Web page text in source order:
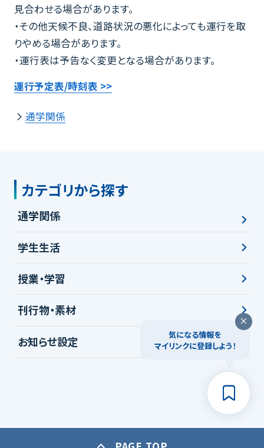
見合わせる場合があります。
・その他天候不良、道路状況の悪化によっても運行を取
りやめる場合があります。
・運行表は予告なく変更となる場合があります。
運行予定表/時刻表 >>
通学関係
カテゴリから探す
通学関係
学生生活
授業・学習
刊行物・素材
お知らせ設定
気になる情報を
マイリンクに登録しよう！